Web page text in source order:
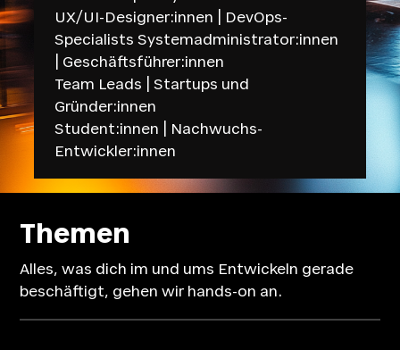
UX/UI-Designer:innen | DevOps-
Specialists Systemadministrator:innen
| Geschäftsführer:innen
Team Leads | Startups und
Gründer:innen
Student:innen | Nachwuchs-
Entwickler:innen
Themen
Alles, was dich im und ums Entwickeln gerade
beschäftigt, gehen wir hands-on an.